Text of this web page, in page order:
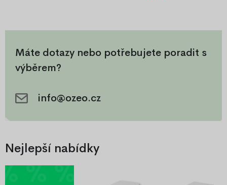
Máte dotazy nebo potřebujete poradit s
výběrem?
info@ozeo.cz
Nejlepší nabídky